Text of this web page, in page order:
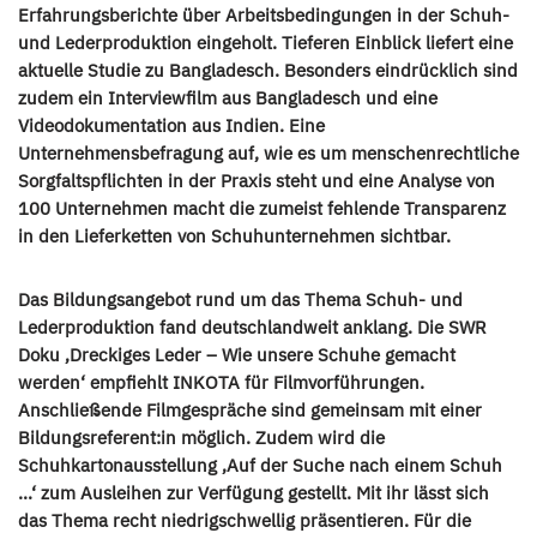
Erfahrungsberichte über Arbeitsbedingungen in der Schuh-
und Lederproduktion eingeholt. Tieferen Einblick liefert eine
aktuelle Studie zu Bangladesch. Besonders eindrücklich sind
zudem ein Interviewfilm aus Bangladesch und eine
Videodokumentation aus Indien. Eine
Unternehmensbefragung auf, wie es um menschenrechtliche
Sorgfaltspflichten in der Praxis steht und eine Analyse von
100 Unternehmen macht die zumeist fehlende Transparenz
in den Lieferketten von Schuhunternehmen sichtbar.
Das Bildungsangebot rund um das Thema Schuh- und
Lederproduktion fand deutschlandweit anklang. Die SWR
Doku ‚Dreckiges Leder – Wie unsere Schuhe gemacht
werden‘ empfiehlt INKOTA für Filmvorführungen.
Anschließende Filmgespräche sind gemeinsam mit einer
Bildungsreferent:in möglich. Zudem wird die
Schuhkartonausstellung ‚Auf der Suche nach einem Schuh
…‘ zum Ausleihen zur Verfügung gestellt. Mit ihr lässt sich
das Thema recht niedrigschwellig präsentieren. Für die